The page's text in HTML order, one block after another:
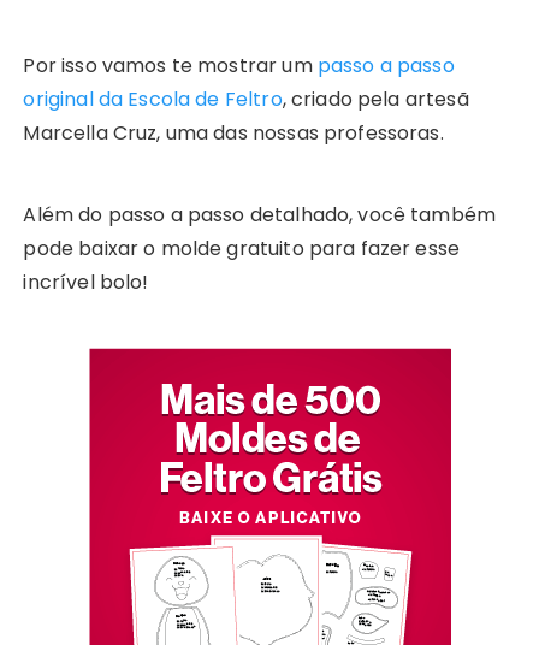
Por isso vamos te mostrar um passo a passo
original da Escola de Feltro, criado pela artesã
Marcella Cruz, uma das nossas professoras.
Além do passo a passo detalhado, você também
pode baixar o molde gratuito para fazer esse
incrível bolo!